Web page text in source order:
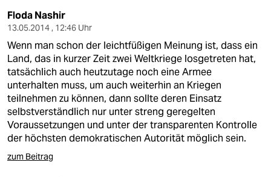
Floda Nashir
13.05.2014 , 12:46 Uhr
Wenn man schon der leichtfüßigen Meinung ist, dass ein
Land, das in kurzer Zeit zwei Weltkriege losgetreten hat,
tatsächlich auch heutzutage noch eine Armee
unterhalten muss, um auch weiterhin an Kriegen
teilnehmen zu können, dann sollte deren Einsatz
selbstverständlich nur unter streng geregelten
Voraussetzungen und unter der transparenten Kontrolle
der höchsten demokratischen Autorität möglich sein.
zum Beitrag